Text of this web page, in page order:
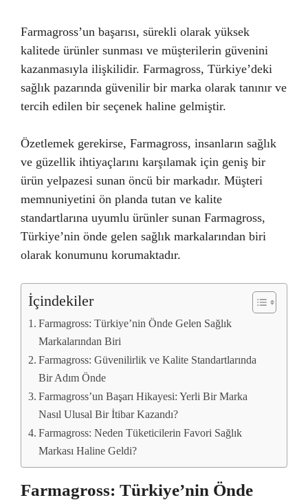
Farmagross’un başarısı, sürekli olarak yüksek
kalitede ürünler sunması ve müşterilerin güvenini
kazanmasıyla ilişkilidir. Farmagross, Türkiye’deki
sağlık pazarında güvenilir bir marka olarak tanınır ve
tercih edilen bir seçenek haline gelmiştir.
Özetlemek gerekirse, Farmagross, insanların sağlık
ve güzellik ihtiyaçlarını karşılamak için geniş bir
ürün yelpazesi sunan öncü bir markadır. Müşteri
memnuniyetini ön planda tutan ve kalite
standartlarına uyumlu ürünler sunan Farmagross,
Türkiye’nin önde gelen sağlık markalarından biri
olarak konumunu korumaktadır.
İçindekiler
Farmagross: Türkiye’nin Önde Gelen Sağlık
Markalarından Biri
Farmagross: Güvenilirlik ve Kalite Standartlarında
Bir Adım Önde
Farmagross’un Başarı Hikayesi: Yerli Bir Marka
Nasıl Ulusal Bir İtibar Kazandı?
Farmagross: Neden Tüketicilerin Favori Sağlık
Markası Haline Geldi?
Farmagross: Türkiye’nin Önde